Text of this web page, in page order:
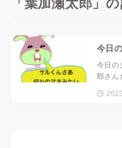
今日
今日の
郎さん